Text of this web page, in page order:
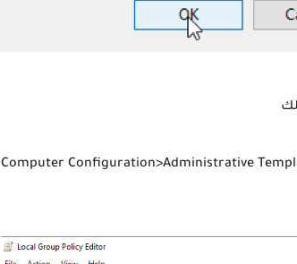
Computer Configuration>Administrative